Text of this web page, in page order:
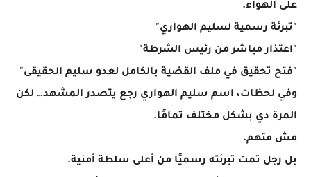
على الهواء.
"تبرئة رسمية لسليم الهواري"
"اعتذار مباشر من رئيس الشرطة"
"فتح تحقيق في ملف القضية بالكامل لعدو سليم الحقيقى"
وفي لحظات، اسم سليم الهواري رجع يتصدر المشهد… لكن
المرة دي بشكل مختلف تمامًا.
مش متهم.
بل رجل تمت تبرئته رسميًا من أعلى سلطة أمنية.